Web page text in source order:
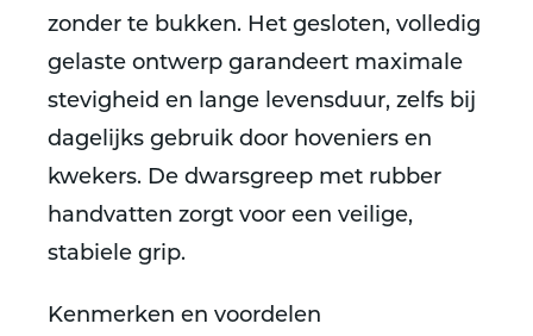
zonder te bukken. Het gesloten, volledig
gelaste ontwerp garandeert maximale
stevigheid en lange levensduur, zelfs bij
dagelijks gebruik door hoveniers en
kwekers. De dwarsgreep met rubber
handvatten zorgt voor een veilige,
stabiele grip.
Kenmerken en voordelen